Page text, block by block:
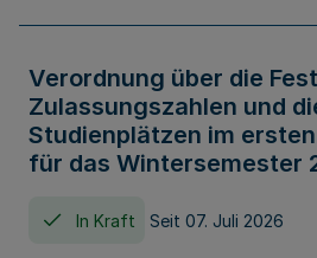
Verordnung über die
Zulassungszahlen und
Studienplätzen im
für das Wintersemester
In Kraft Seit 07. Juli 2026